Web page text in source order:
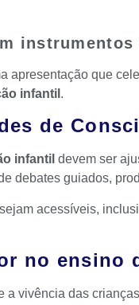
apresentação que
infantil .
de
infantil devem ser
debates guiados,
acessíveis,
no ensino
a vivência das